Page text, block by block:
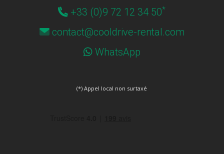
+33 (0)9 72 12 34 50*
contact@cooldrive-rental.com
WhatsApp
(*) Appel local non surtaxé